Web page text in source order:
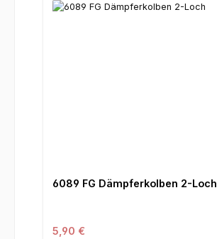
6089 FG Dämpferkolben 2-Loch
Regulärer Preis:
5,90 €